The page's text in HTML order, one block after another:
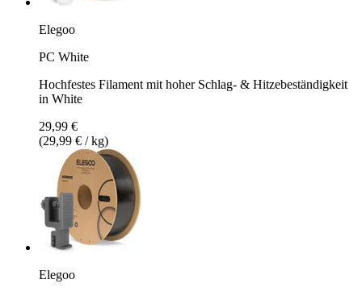
Elegoo
PC White
Hochfestes Filament mit hoher Schlag- & Hitzebeständigkeit
in White
29,99 €
(29,99 € / kg)
Elegoo